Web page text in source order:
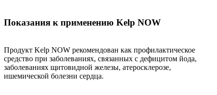
Показания к применению Kelp NOW
Продукт Kelp NOW рекомендован как профилактическое
средство при заболеваниях, связанных с дефицитом йода,
заболеваниях щитовидной железы, атеросклерозе,
ишемической болезни сердца.